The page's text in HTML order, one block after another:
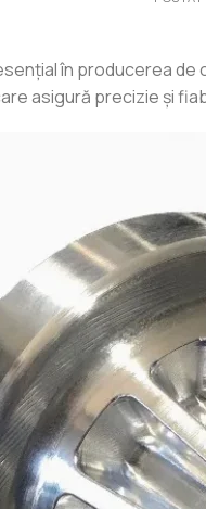
în producerea
asigură precizie și